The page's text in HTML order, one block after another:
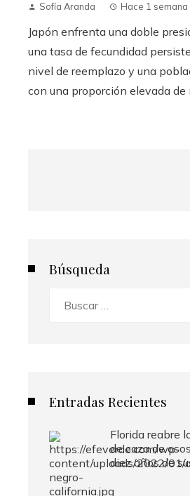
Sofía Aranda Hace 1 semana
Japón enfrenta una doble
una tasa de fecundidad
nivel de reemplazo y una
con una proporción elevada de
Búsqueda
Entradas Recientes
Florida reabre
de caza de
diez años de